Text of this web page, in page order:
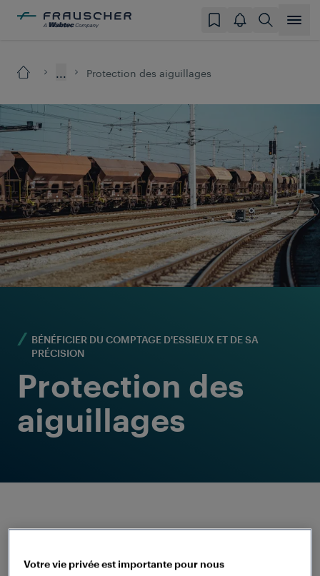
... Protection des aiguillages
BÉNÉFICIER DU COMPTAGE D'ESSIEUX ET DE SA
PRÉCISION
Protection des
aiguillages
Votre vie privée est importante pour nous